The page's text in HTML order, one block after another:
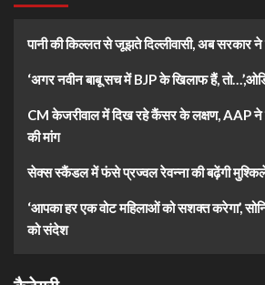
पानी की किल्लत से जूझते दिल्लीवासी, अब सरकार
‘अगर नवीन बाबू सच में BJP के खिलाफ हैं,
CM केजरीवाल में दिख रहे कैंसर के लक्षण, AAP ने
की मांग
सेक्स स्कैंडल में फंसे प्रज्वल रेवन्ना की बढ़ेंगी
‘आपका हर एक वोट महिलाओं को सशक्त करेगा’,
को संदेश